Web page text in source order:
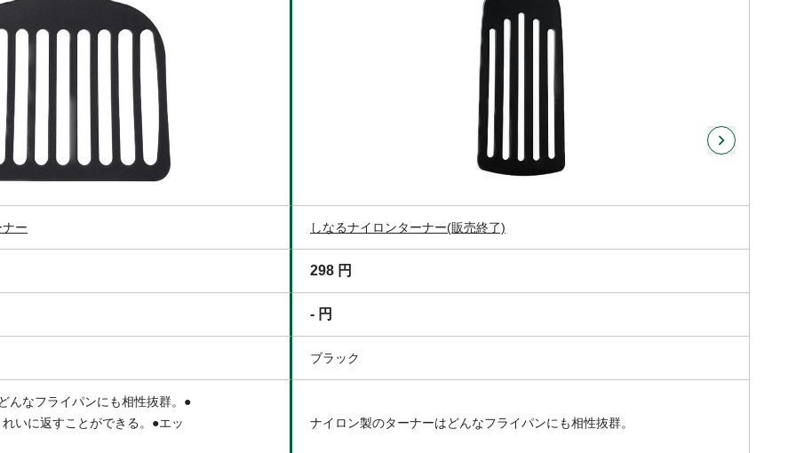
ー しなるナイロンターナー(販売終了)
298 円
- 円
ブラック
んなフライパンにも相性抜群。●
いに返すことができる。●エッ
ナイロン製のターナーはどんなフライパンにも相性抜群。